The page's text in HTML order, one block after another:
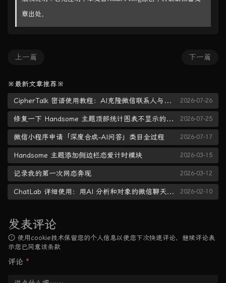
章出处。
下一篇
上一篇
※最新文章推荐※
CipherTalk 密语使用教程：AI克隆微信联系人与聊天记录导出 2026-07-26
修复一下 Handsome 主题顶部统计图表不显示的问题 2026-07-25
微信小程序申请「深度合成-AI问答」类目全过程 2026-07-17
Handsome 主题添加侧边栏恋爱计时模块 2026-03-15
记录我的第一次网恋奔现 2026-03-12
ChatLab 详细使用：用AI 分析和对象的微信聊天记录 2026-02-10
发表评论
使用cookie技术保留您的个人信息以便您下次快速评论，继续评论表
示您已同意该条款
评论 *